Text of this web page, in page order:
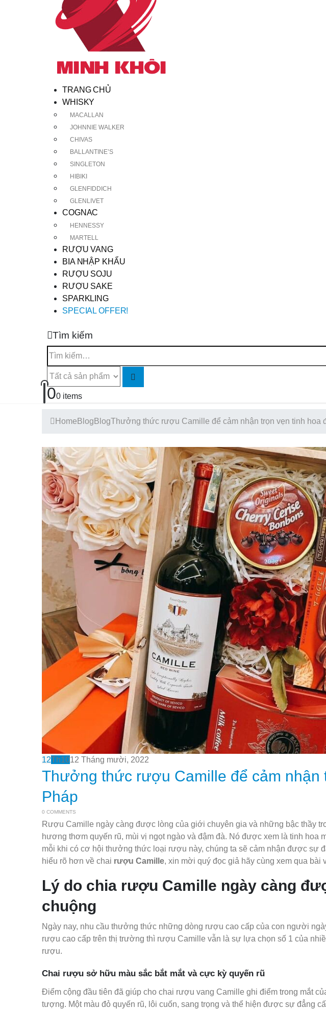
TRANG CHỦ
WHISKY
MACALLAN
JOHNNIE WALKER
CHIVAS
BALLANTINE’S
SINGLETON
HIBIKI
GLENFIDDICH
GLENLIVET
COGNAC
HENNESSY
MARTELL
RƯỢU VANG
BIA NHẬP KHẨU
RƯỢU SOJU
RƯỢU SAKE
SPARKLING
SPECIAL OFFER!
Tìm kiếm
00 items
Home Blog BlogThưởng thức rượu Camille để cảm nhận trọn vẹn tinh hoa
12Th1012 Tháng mười, 2022
Thưởng thức rượu Camille để cảm nhận
Pháp
0 COMMENTS
Rượu Camille ngày càng được lòng của giới chuyên gia và những bậc thầy
hương thơm quyến rũ, mùi vị ngọt ngào và đậm đà. Nó được xem là tinh hoa
mỗi khi có cơ hội thưởng thức loại rượu này, chúng ta sẽ cảm nhận được sự
hiểu rõ hơn về chai rượu Camille, xin mời quý đọc giả hãy cùng xem qua bài
Lý do chia rượu Camille ngày càng
chuộng
Ngày nay, nhu cầu thưởng thức những dòng rượu cao cấp của con người
rượu cao cấp trên thị trường thì rượu Camille vẫn là sự lựa chọn số 1 của
rượu.
Chai rượu sở hữu màu sắc bắt mắt và cực kỳ quyến rũ
Điểm cộng đầu tiên đã giúp cho chai rượu vang Camille ghi điểm trong mắt
tượng. Một màu đỏ quyến rũ, lôi cuốn, sang trọng và thể hiện được sự đẳng